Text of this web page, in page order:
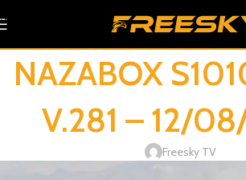
Skip to navigation
Skip to main content
NAZABOX
V.281 – 12/
Freesky TV